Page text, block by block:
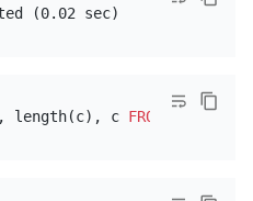
length(c), c FROM